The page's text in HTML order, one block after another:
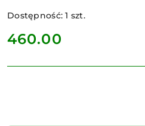
Dostępność:1 szt.
cena:
460.00